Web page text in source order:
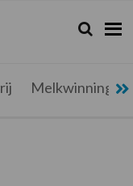
Zoeken...
Zoek
Melkwinning